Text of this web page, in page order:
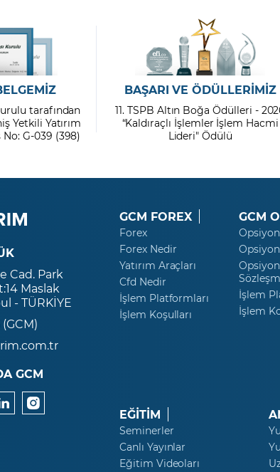
tarafından
Yetkili Yatırım
G-039 (398)
BAŞARI VE ÖDÜLLERİMİZ
11. TSPB Altın Boğa Ödülleri -
“Kaldıraçlı İşlemler İşlem Hacmi
Lideri" Ödülü
Cad. Park
Maslak
- TÜRKİYE
GCM
GCM FOREX
Forex
Forex Nedir
Yatırım Araçları
Cfd Nedir
İşlem Platformları
İşlem Koşulları
GCM
Opsiyon
Opsiyon
İşlem
İşlem
EĞİTİM
Seminerler
Canlı Yayınlar
Eğitim Videoları